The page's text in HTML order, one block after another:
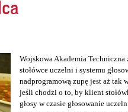
Wojskowa Akademia
stołówce uczelni i systemu
nadprogramową zupę jest aż tak
jeśli chodzi o to, by klient
głosy w czasie głosowanie